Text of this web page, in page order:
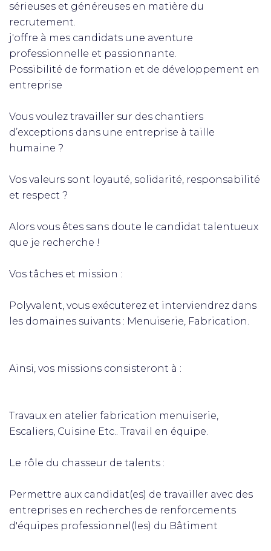
sérieuses et généreuses en matière du
recrutement.
j'offre à mes candidats une aventure
professionnelle et passionnante.
Possibilité de formation et de développement en
entreprise
Vous voulez travailler sur des chantiers
d’exceptions dans une entreprise à taille
humaine ?
Vos valeurs sont loyauté, solidarité, responsabilité
et respect ?
Alors vous êtes sans doute le candidat talentueux
que je recherche !
Vos tâches et mission :
Polyvalent, vous exécuterez et interviendrez dans
les domaines suivants : Menuiserie, Fabrication.
Ainsi, vos missions consisteront à :
​Travaux en atelier fabrication menuiserie,
Escaliers, Cuisine Etc.. Travail en équipe.
Le rôle du chasseur de talents :
Permettre aux candidat(es) de travailler avec des
entreprises en recherches de renforcements
d'équipes professionnel(les) du Bâtiment